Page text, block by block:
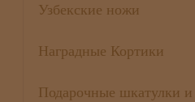
Узбекские ножи
Наградные Кортики
Подарочные шкатулки